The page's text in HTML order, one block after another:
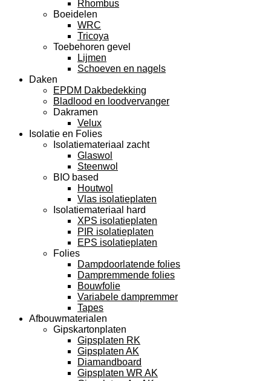
Rhombus
Boeidelen
WRC
Tricoya
Toebehoren gevel
Lijmen
Schoeven en nagels
Daken
EPDM Dakbedekking
Bladlood en loodvervanger
Dakramen
Velux
Isolatie en Folies
Isolatiemateriaal zacht
Glaswol
Steenwol
BIO based
Houtwol
Vlas isolatieplaten
Isolatiemateriaal hard
XPS isolatieplaten
PIR isolatieplaten
EPS isolatieplaten
Folies
Dampdoorlatende folies
Dampremmende folies
Bouwfolie
Variabele dampremmer
Tapes
Afbouwmaterialen
Gipskartonplaten
Gipsplaten RK
Gipsplaten AK
Diamandboard
Gipsplaten WR AK